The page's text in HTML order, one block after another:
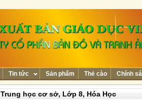
Tin tức Sản phẩm Thẻ cào Chính
Trung học cơ sở, Lớp 8, Hóa Học